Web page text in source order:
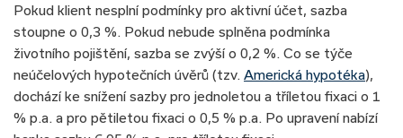
Pokud klient nesplní podmínky pro aktivní účet, sazba
stoupne o 0,3 %. Pokud nebude splněna podmínka
životního pojištění, sazba se zvýší o 0,2 %. Co se týče
neúčelových hypotečních úvěrů (tzv. Americká hypotéka),
dochází ke snížení sazby pro jednoletou a tříletou fixaci o 1
% p.a. a pro pětiletou fixaci o 0,5 % p.a. Po upravení nabízí